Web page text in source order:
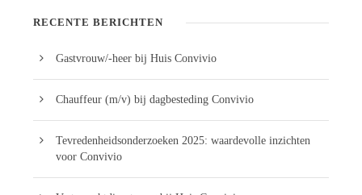
RECENTE BERICHTEN
Gastvrouw/-heer bij Huis Convivio
Chauffeur (m/v) bij dagbesteding Convivio
Tevredenheidsonderzoeken 2025: waardevolle inzichten
voor Convivio